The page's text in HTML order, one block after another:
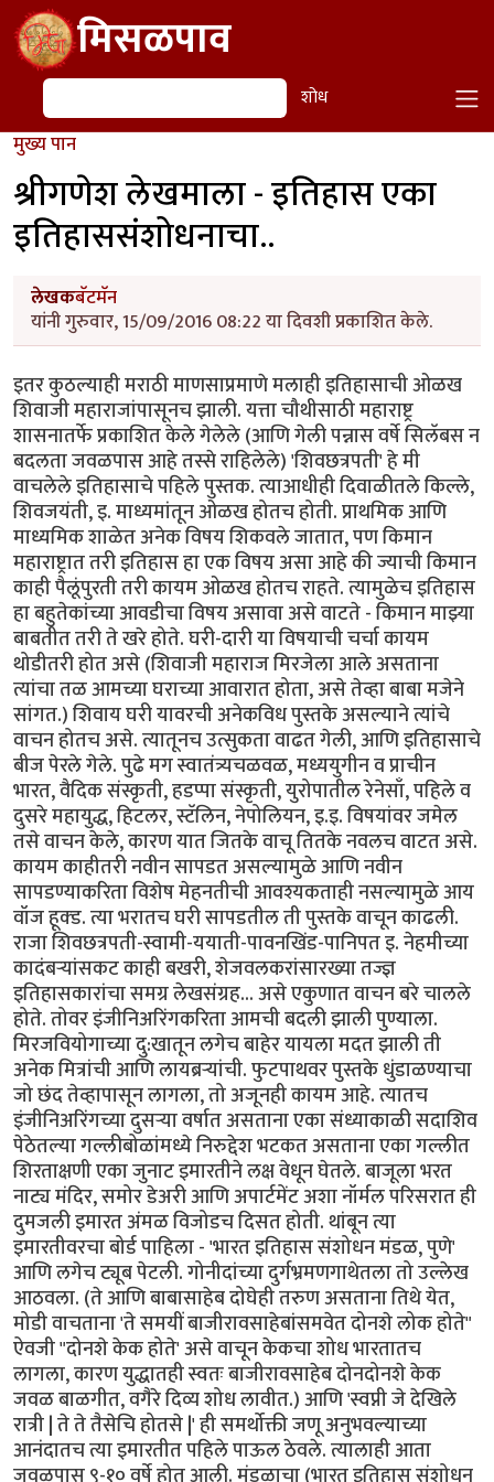
Skip to main contentमिसळपाव
शोध शोध
मुख्य पान
श्रीगणेश लेखमाला - इतिहास एका
इतिहाससंशोधनाचा..
लेखकबॅटमॅन
यांनी गुरुवार, 15/09/2016 08:22 या दिवशी प्रकाशित केले.
इतर कुठल्याही मराठी माणसाप्रमाणे मलाही इतिहासाची ओळख
शिवाजी महाराजांपासूनच झाली. यत्ता चौथीसाठी महाराष्ट्र
शासनातर्फे प्रकाशित केले गेलेले (आणि गेली पन्नास वर्षे सिलॅबस न
बदलता जवळपास आहे तस्से राहिलेले) 'शिवछत्रपती' हे मी
वाचलेले इतिहासाचे पहिले पुस्तक. त्याआधीही दिवाळीतले किल्ले,
शिवजयंती, इ. माध्यमांतून ओळख होतच होती. प्राथमिक आणि
माध्यमिक शाळेत अनेक विषय शिकवले जातात, पण किमान
महाराष्ट्रात तरी इतिहास हा एक विषय असा आहे की ज्याची किमान
काही पैलूंपुरती तरी कायम ओळख होतच राहते. त्यामुळेच इतिहास
हा बहुतेकांच्या आवडीचा विषय असावा असे वाटते - किमान माझ्या
बाबतीत तरी ते खरे होते. घरी-दारी या विषयाची चर्चा कायम
थोडीतरी होत असे (शिवाजी महाराज मिरजेला आले असताना
त्यांचा तळ आमच्या घराच्या आवारात होता, असे तेव्हा बाबा मजेने
सांगत.) शिवाय घरी यावरची अनेकविध पुस्तके असल्याने त्यांचे
वाचन होतच असे. त्यातूनच उत्सुकता वाढत गेली, आणि इतिहासाचे
बीज पेरले गेले. पुढे मग स्वातंत्र्यचळवळ, मध्ययुगीन व प्राचीन
भारत, वैदिक संस्कृती, हडप्पा संस्कृती, युरोपातील रेनेसाँ, पहिले व
दुसरे महायुद्ध, हिटलर, स्टॅलिन, नेपोलियन, इ.इ. विषयांवर जमेल
तसे वाचन केले, कारण यात जितके वाचू तितके नवलच वाटत असे.
कायम काहीतरी नवीन सापडत असल्यामुळे आणि नवीन
सापडण्याकरिता विशेष मेहनतीची आवश्यकताही नसल्यामुळे आय
वॉज हूक्ड. त्या भरातच घरी सापडतील ती पुस्तके वाचून काढली.
राजा शिवछत्रपती-स्वामी-ययाती-पावनखिंड-पानिपत इ. नेहमीच्या
कादंबर्‍यांसकट काही बखरी, शेजवलकरांसारख्या तज्ज्ञ
इतिहासकारांचा समग्र लेखसंग्रह... असे एकुणात वाचन बरे चालले
होते. तोवर इंजीनिअरिंगकरिता आमची बदली झाली पुण्याला.
मिरजवियोगाच्या दु:खातून लगेच बाहेर यायला मदत झाली ती
अनेक मित्रांची आणि लायब्रर्‍यांची. फुटपाथवर पुस्तके धुंडाळण्याचा
जो छंद तेव्हापासून लागला, तो अजूनही कायम आहे. त्यातच
इंजीनिअरिंगच्या दुसर्‍या वर्षात असताना एका संध्याकाळी सदाशिव
पेठेतल्या गल्लीबोळांमध्ये निरुद्देश भटकत असताना एका गल्लीत
शिरताक्षणी एका जुनाट इमारतीने लक्ष वेधून घेतले. बाजूला भरत
नाट्य मंदिर, समोर डेअरी आणि अपार्टमेंट अशा नॉर्मल परिसरात ही
दुमजली इमारत अंमळ विजोडच दिसत होती. थांबून त्या
इमारतीवरचा बोर्ड पाहिला - 'भारत इतिहास संशोधन मंडळ, पुणे'
आणि लगेच ट्यूब पेटली. गोनीदांच्या दुर्गभ्रमणगाथेतला तो उल्लेख
आठवला. (ते आणि बाबासाहेब दोघेही तरुण असताना तिथे येत,
मोडी वाचताना 'ते समयीं बाजीरावसाहेबांसमवेत दोनशे लोक होते"
ऐवजी "दोनशे केक होते' असे वाचून केकचा शोध भारतातच
लागला, कारण युद्धातही स्वतः बाजीरावसाहेब दोनदोनशे केक
जवळ बाळगीत, वगैरे दिव्य शोध लावीत.) आणि 'स्वप्नी जे देखिले
रात्री | ते ते तैसेचि होतसे |' ही समर्थोक्ती जणू अनुभवल्याच्या
आनंदातच त्या इमारतीत पहिले पाऊल ठेवले. त्यालाही आता